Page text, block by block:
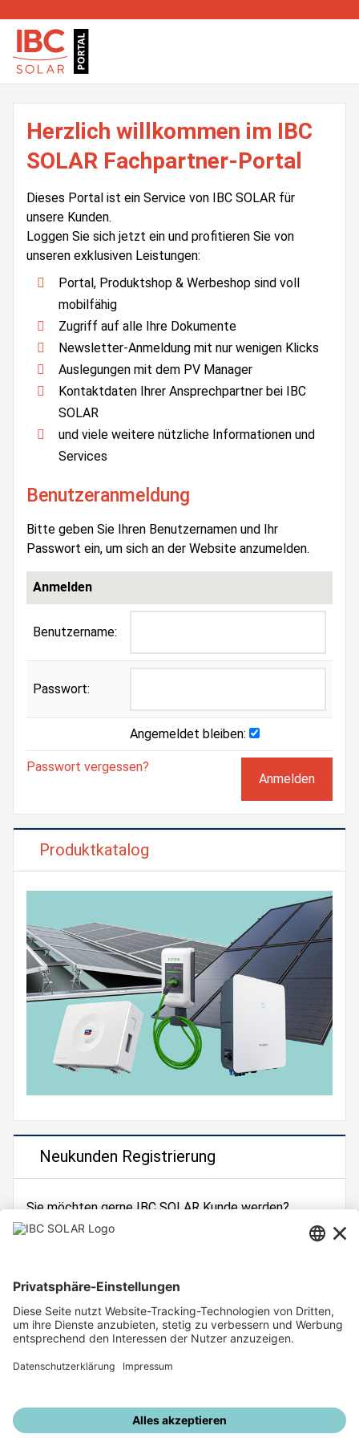
Herzlich willkommen im IBC
SOLAR Fachpartner-Portal
Dieses Portal ist ein Service von IBC SOLAR für
unsere Kunden.
Loggen Sie sich jetzt ein und profitieren Sie von
unseren exklusiven Leistungen:
Portal, Produktshop & Werbeshop sind voll
mobilfähig
Zugriff auf alle Ihre Dokumente
Newsletter-Anmeldung mit nur wenigen Klicks
Auslegungen mit dem PV Manager
Kontaktdaten Ihrer Ansprechpartner bei IBC
SOLAR
und viele weitere nützliche Informationen und
Services
Benutzeranmeldung
Bitte geben Sie Ihren Benutzernamen und Ihr
Passwort ein, um sich an der Website anzumelden.
Anmelden
Benutzername:
Passwort:
Angemeldet bleiben:
Passwort vergessen?
Produktkatalog
Neukunden Registrierung
Sie möchten gerne IBC SOLAR Kunde werden?
Dann registrieren Sie sich jetzt!
Unsere weiteren Angebote
IBC SOLAR Webseite